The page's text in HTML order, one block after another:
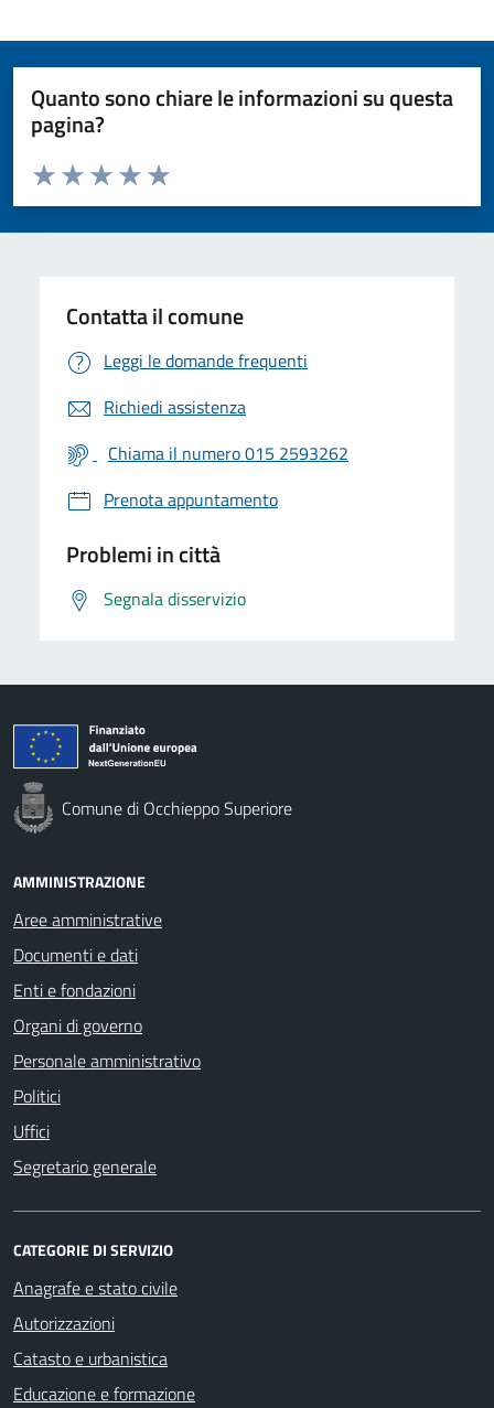
Quanto sono chiare le informazioni su questa
pagina?
Valuta da 1 a 5 stelle la pagina
Valuta 5 stelle su 5
Valuta 4 stelle su 5
Valuta 3 stelle su 5
Valuta 2 stelle su 5
Valuta 1 stelle su 5
Contatta il comune
Leggi le domande frequenti
Richiedi assistenza
Chiama il numero 015 2593262
Prenota appuntamento
Problemi in città
Segnala disservizio
Comune di Occhieppo Superiore
AMMINISTRAZIONE
Aree amministrative
Documenti e dati
Enti e fondazioni
Organi di governo
Personale amministrativo
Politici
Uffici
Segretario generale
CATEGORIE DI SERVIZIO
Anagrafe e stato civile
Autorizzazioni
Catasto e urbanistica
Educazione e formazione